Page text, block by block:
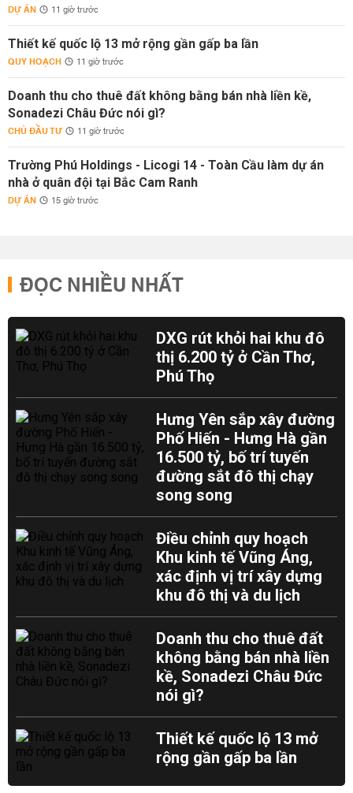
DỰ ÁN 11 giờ trước
Thiết kế quốc lộ 13 mở rộng gần gấp ba lần
QUY HOẠCH 11 giờ trước
Doanh thu cho thuê đất không bằng bán nhà liền kề,
Sonadezi Châu Đức nói gì?
CHỦ ĐẦU TƯ 11 giờ trước
Trường Phú Holdings - Licogi 14 - Toàn Cầu làm dự án
nhà ở quân đội tại Bắc Cam Ranh
DỰ ÁN 15 giờ trước
ĐỌC NHIỀU NHẤT
DXG rút khỏi hai khu đô
thị 6.200 tỷ ở Cần Thơ,
Phú Thọ
Hưng Yên sắp xây đường
Phố Hiến - Hưng Hà gần
16.500 tỷ, bố trí tuyến
đường sắt đô thị chạy
song song
Điều chỉnh quy hoạch
Khu kinh tế Vũng Áng,
xác định vị trí xây dựng
khu đô thị và du lịch
Doanh thu cho thuê đất
không bằng bán nhà liền
kề, Sonadezi Châu Đức
nói gì?
Thiết kế quốc lộ 13 mở
rộng gần gấp ba lần